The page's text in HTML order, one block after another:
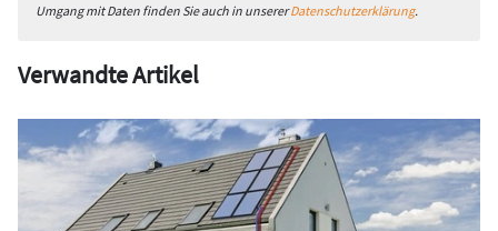
Umgang mit Daten finden Sie auch in unsererDatenschutzerklärung.
Verwandte Artikel